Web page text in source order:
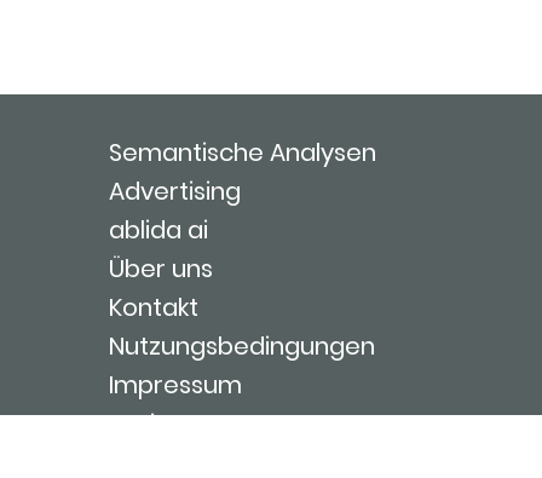
Semantische Analysen
Advertising
ablida ai
Über uns
Kontakt
Nutzungsbedingungen
Impressum
Login